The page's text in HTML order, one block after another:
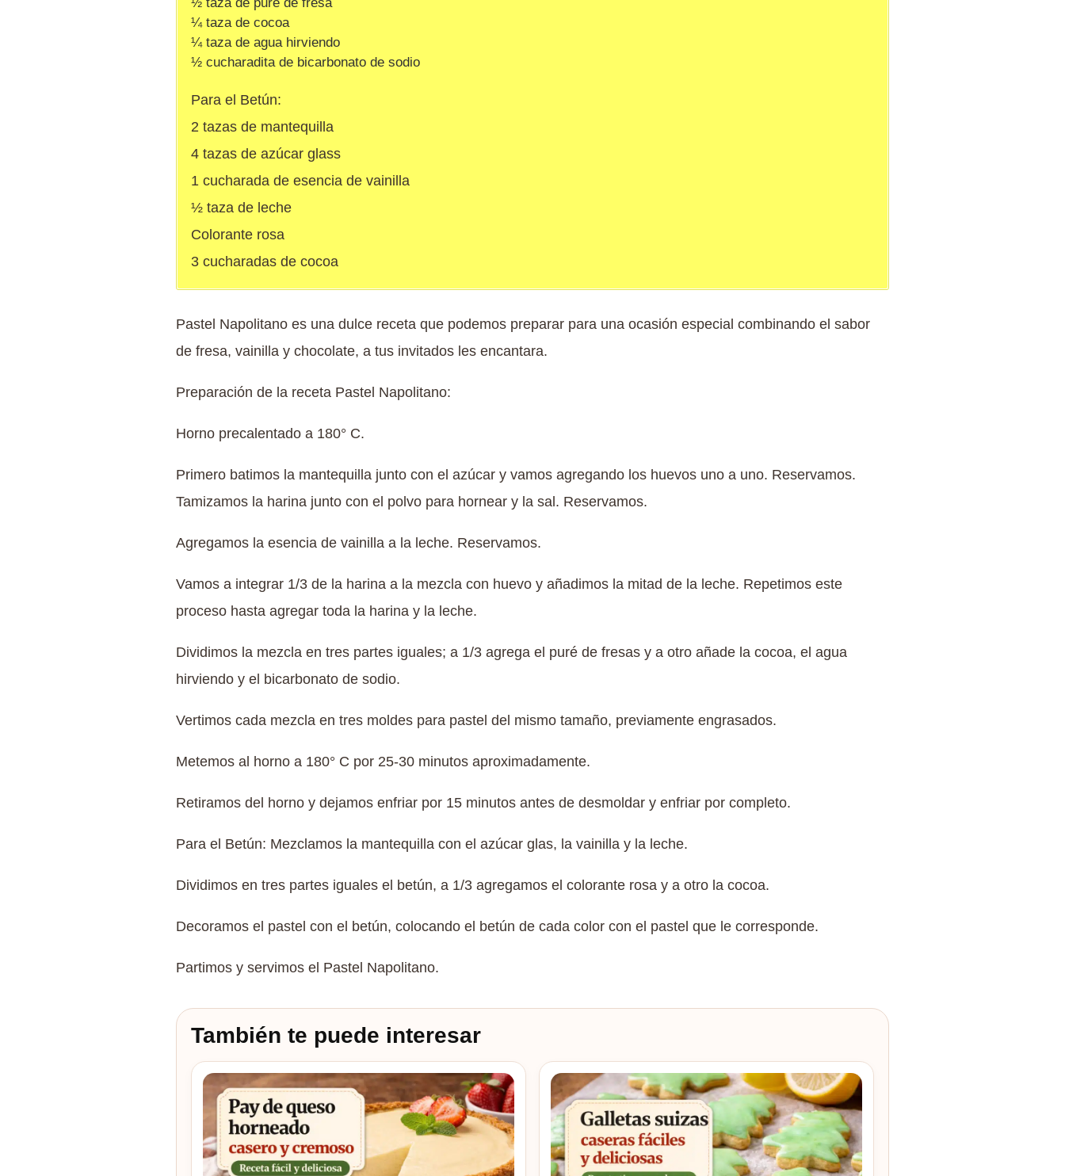
¼ taza de cocoa
¼ taza de agua hirviendo
½ cucharadita de bicarbonato de sodio
Para el Betún:
2 tazas de mantequilla
4 tazas de azúcar glass
1 cucharada de esencia de vainilla
½ taza de leche
Colorante rosa
3 cucharadas de cocoa
Pastel Napolitano es una dulce receta que podemos preparar para una ocasión especial combinando el sabor
de fresa, vainilla y chocolate, a tus invitados les encantara.
Preparación de la receta Pastel Napolitano:
Horno precalentado a 180° C.
Primero batimos la mantequilla junto con el azúcar y vamos agregando los huevos uno a uno. Reservamos.
Tamizamos la harina junto con el polvo para hornear y la sal. Reservamos.
Agregamos la esencia de vainilla a la leche. Reservamos.
Vamos a integrar 1/3 de la harina a la mezcla con huevo y añadimos la mitad de la leche. Repetimos este
proceso hasta agregar toda la harina y la leche.
Dividimos la mezcla en tres partes iguales; a 1/3 agrega el puré de fresas y a otro añade la cocoa, el agua
hirviendo y el bicarbonato de sodio.
Vertimos cada mezcla en tres moldes para pastel del mismo tamaño, previamente engrasados.
Metemos al horno a 180° C por 25-30 minutos aproximadamente.
Retiramos del horno y dejamos enfriar por 15 minutos antes de desmoldar y enfriar por completo.
Para el Betún: Mezclamos la mantequilla con el azúcar glas, la vainilla y la leche.
Dividimos en tres partes iguales el betún, a 1/3 agregamos el colorante rosa y a otro la cocoa.
Decoramos el pastel con el betún, colocando el betún de cada color con el pastel que le corresponde.
Partimos y servimos el Pastel Napolitano.
También te puede interesar